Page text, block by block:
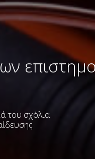
του σχόλια